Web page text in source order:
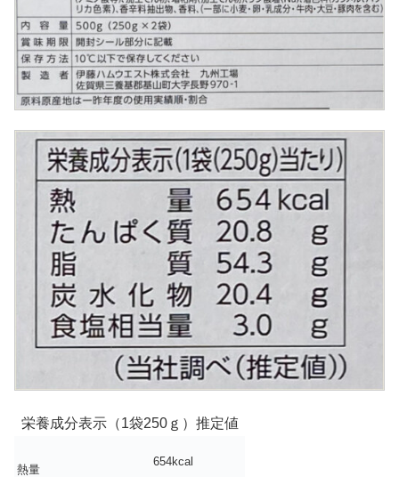
栄養成分表示（1袋250ｇ）推定値
熱量
654kcal